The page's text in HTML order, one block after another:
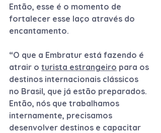
Então, esse é o momento de
fortalecer esse laço através do
encantamento.
“O que a Embratur está fazendo é
atrair o turista estrangeiro para os
destinos internacionais clássicos
no Brasil, que já estão preparados.
Então, nós que trabalhamos
internamente, precisamos
desenvolver destinos e capacitar